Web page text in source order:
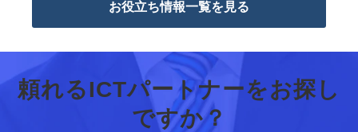
お役立ち情報一覧を見る
頼れるICTパートナーをお探し
ですか？